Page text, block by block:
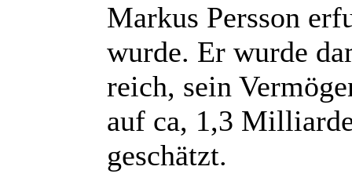
Markus Persson
wurde. Er wurde
reich, sein
auf ca, 1,3
geschätzt.